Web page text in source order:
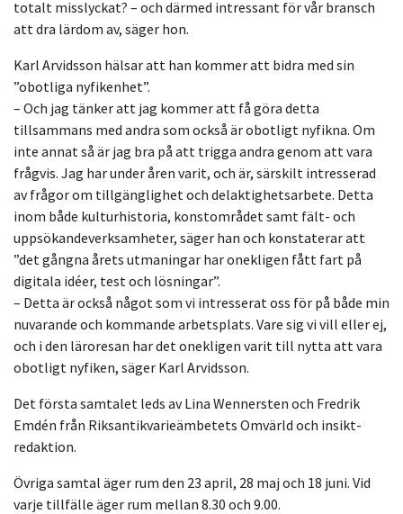
totalt misslyckat? – och därmed intressant för vår bransch
att dra lärdom av, säger hon.
Karl Arvidsson hälsar att han kommer att bidra med sin
”obotliga nyfikenhet”.
– Och jag tänker att jag kommer att få göra detta
tillsammans med andra som också är obotligt nyfikna. Om
inte annat så är jag bra på att trigga andra genom att vara
frågvis. Jag har under åren varit, och är, särskilt intresserad
av frågor om tillgänglighet och delaktighetsarbete. Detta
inom både kulturhistoria, konstområdet samt fält- och
uppsökandeverksamheter, säger han och konstaterar att
”det gångna årets utmaningar har onekligen fått fart på
digitala idéer, test och lösningar”.
– Detta är också något som vi intresserat oss för på både min
nuvarande och kommande arbetsplats. Vare sig vi vill eller ej,
och i den läroresan har det onekligen varit till nytta att vara
obotligt nyfiken, säger Karl Arvidsson.
Det första samtalet leds av Lina Wennersten och Fredrik
Emdén från Riksantikvarieämbetets Omvärld och insikt-
redaktion.
Övriga samtal äger rum den 23 april, 28 maj och 18 juni. Vid
varje tillfälle äger rum mellan 8.30 och 9.00.